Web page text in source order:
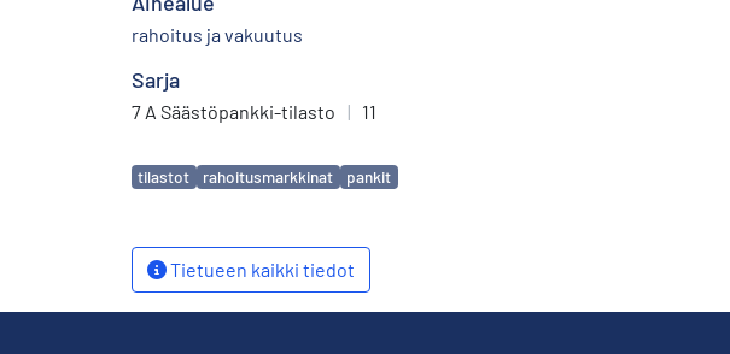
rahoitus ja vakuutus
Sarja
7 A Säästöpankki-tilasto | 11
Avainsanat
tilastot rahoitusmarkkinat pankit
Tietueen kaikki tiedot